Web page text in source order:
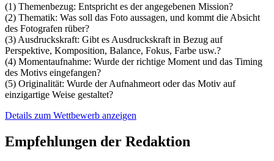
(1) Themenbezug: Entspricht es der angegebenen Mission?
(2) Thematik: Was soll das Foto aussagen, und kommt die Absicht
des Fotografen rüber?
(3) Ausdruckskraft: Gibt es Ausdruckskraft in Bezug auf
Perspektive, Komposition, Balance, Fokus, Farbe usw.?
(4) Momentaufnahme: Wurde der richtige Moment und das Timing
des Motivs eingefangen?
(5) Originalität: Wurde der Aufnahmeort oder das Motiv auf
einzigartige Weise gestaltet?
Details zum Wettbewerb anzeigen
Empfehlungen der Redaktion